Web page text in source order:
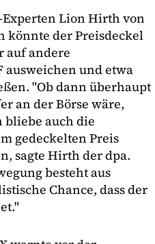
Lion Hirth von
könnte der Preisdeckel
auf andere
ausweichen und etwa
"Ob dann überhaupt
an der Börse wäre,
auch die
gedeckelten Preis
sagte Hirth der dpa.
besteht aus
Chance, dass der